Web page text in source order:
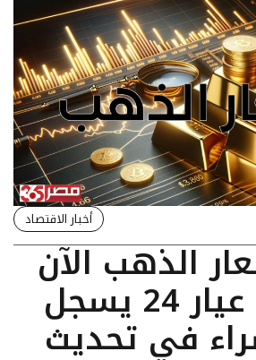
أخبار الاقتصاد
الذهب الآن
في مصر: عيار 24 يسجل
للشراء في تحديث